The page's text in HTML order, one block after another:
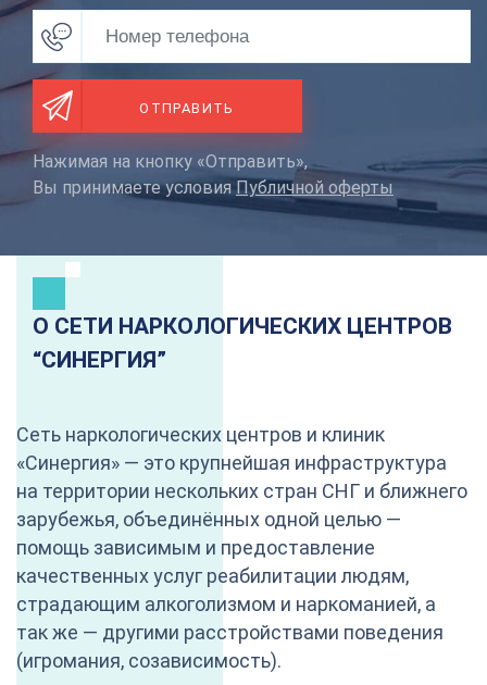
ОТПРАВИТЬ
Нажимая на кнопку «Отправить»,
Вы принимаете условияПубличной оферты
О СЕТИ НАРКОЛОГИЧЕСКИХ ЦЕНТРОВ
“CИНЕРГИЯ”
Сеть наркологических центров и клиник
«Синергия» — это крупнейшая инфраструктура
на территории нескольких стран СНГ и ближнего
зарубежья, объединённых одной целью —
помощь зависимым и предоставление
качественных услуг реабилитации людям,
страдающим алкоголизмом и наркоманией, а
так же — другими расстройствами поведения
(игромания, созависимость).